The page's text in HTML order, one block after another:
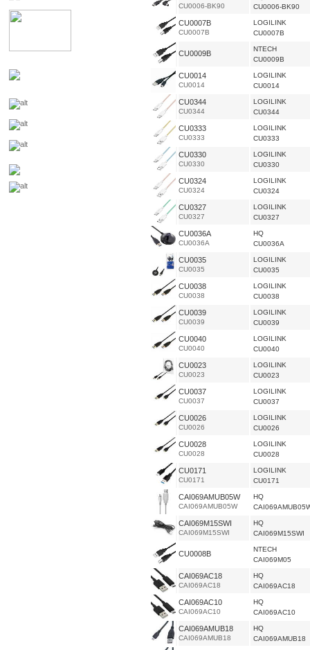
CU0006-BK90
CU0006-BK90
CU0007B
CU0007B
LOGILINK
CU0007B
CU0009B
NTECH
CU0009B
CU0014
CU0014
LOGILINK
CU0014
CU0344
CU0344
LOGILINK
CU0344
CU0333
CU0333
LOGILINK
CU0333
CU0330
CU0330
LOGILINK
CU0330
CU0324
CU0324
LOGILINK
CU0324
CU0327
CU0327
LOGILINK
CU0327
CU0036A
CU0036A
HQ
CU0036A
CU0035
CU0035
LOGILINK
CU0035
CU0038
CU0038
LOGILINK
CU0038
CU0039
CU0039
LOGILINK
CU0039
CU0040
CU0040
LOGILINK
CU0040
CU0023
CU0023
LOGILINK
CU0023
CU0037
CU0037
LOGILINK
CU0037
CU0026
CU0026
LOGILINK
CU0026
CU0028
CU0028
LOGILINK
CU0028
CU0171
CU0171
LOGILINK
CU0171
CAI069AMUB05W
CAI069AMUB05W
HQ
CAI069M15SWI
CAI069M15SWI
HQ
CAI069M15SWI
CU0008B
NTECH
CAI069M05
CAI069AC18
CAI069AC18
HQ
CAI069AC18
CAI069AC10
CAI069AC10
HQ
CAI069AC10
CAI069AMUB18
CAI069AMUB18
HQ
CAI069AMUB18